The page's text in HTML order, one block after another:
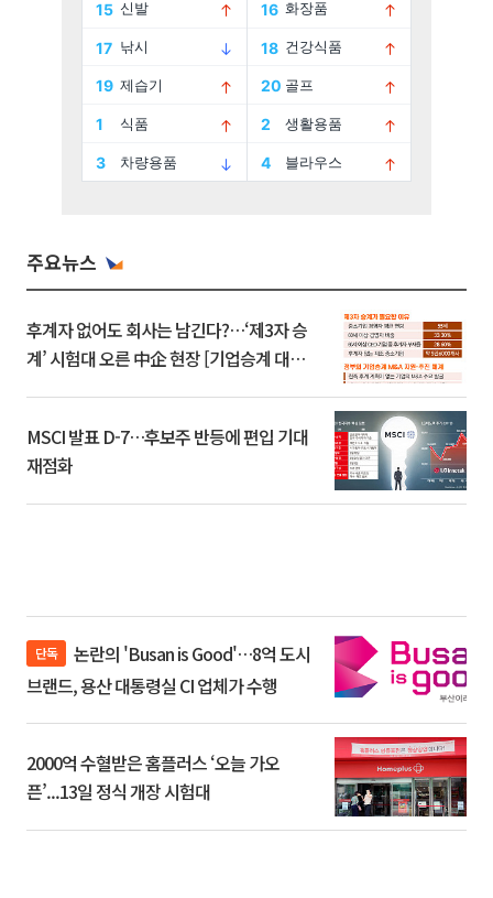
주요뉴스
후계자 없어도 회사는 남긴다?…‘제3자 승
계’ 시험대 오른 中企 현장 [기업승계 대전
MSCI 발표 D-7…후보주 반등에 편입 기대
재점화
단독
브랜드, 용산 대통령실 CI 업체가 수행
2000억 수혈받은 홈플러스 ‘오늘 가오
픈’...13일 정식 개장 시험대